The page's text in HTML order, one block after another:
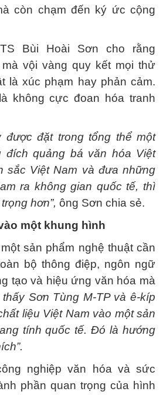
còn chạm đến ký ức cộng
Bùi Hoài Sơn cho rằng
vội vàng quy kết mọi thử
là xúc phạm hay phản cảm.
không cực đoan hóa tranh
được đặt trong tổng thể một
đích quảng bá văn hóa Việt
sắc Việt Nam và đưa những
ra không gian quốc tế, thì
hơn”, ông Sơn chia sẻ.
một khung hình
sản phẩm nghệ thuật cần
bộ thông điệp, ngôn ngữ
tạo và hiệu ứng văn hóa mà
thấy Sơn Tùng M-TP và ê-kíp
liệu Việt Nam vào một sản
tính quốc tế. Đó là hướng
nghiệp văn hóa và sức
phần quan trọng của hình